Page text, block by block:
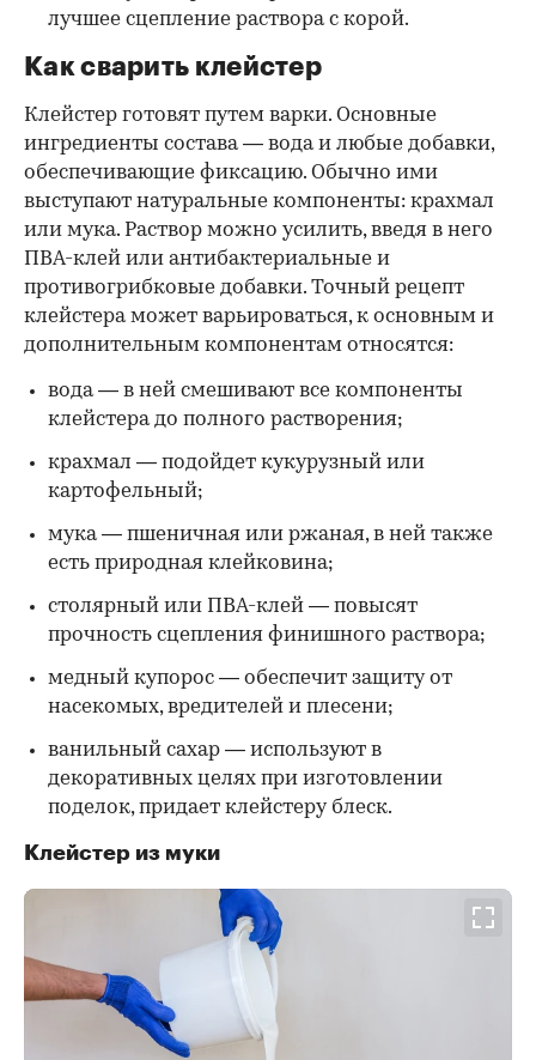
лучшее сцепление раствора с корой.
Как сварить клейстер
Клейстер готовят путем варки. Основные
ингредиенты состава — вода и любые добавки,
обеспечивающие фиксацию. Обычно ими
выступают натуральные компоненты: крахмал
или мука. Раствор можно усилить, введя в него
ПВА-клей или антибактериальные и
противогрибковые добавки. Точный рецепт
клейстера может варьироваться, к основным и
дополнительным компонентам относятся:
вода — в ней смешивают все компоненты
клейстера до полного растворения;
крахмал — подойдет кукурузный или
картофельный;
мука — пшеничная или ржаная, в ней также
есть природная клейковина;
столярный или ПВА-клей — повысят
прочность сцепления финишного раствора;
медный купорос — обеспечит защиту от
насекомых, вредителей и плесени;
ванильный сахар — используют в
декоративных целях при изготовлении
поделок, придает клейстеру блеск.
Клейстер из муки